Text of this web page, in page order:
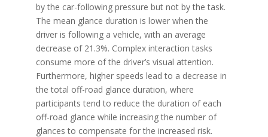
by the car-following pressure but not by the task.
The mean glance duration is lower when the
driver is following a vehicle, with an average
decrease of 21.3%. Complex interaction tasks
consume more of the driver’s visual attention.
Furthermore, higher speeds lead to a decrease in
the total off-road glance duration, where
participants tend to reduce the duration of each
off-road glance while increasing the number of
glances to compensate for the increased risk.